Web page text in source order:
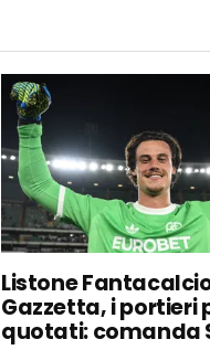
Listone
Gazzetta, i portieri
quotati: comanda